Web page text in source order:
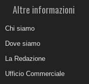
Altre informazioni
Chi siamo
Dove siamo
La Redazione
Ufficio Commerciale